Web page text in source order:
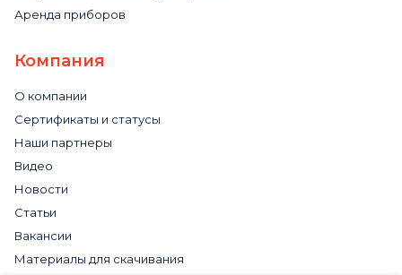
Аренда приборов
Компания
О компании
Сертификаты и статусы
Наши партнеры
Видео
Новости
Статьи
Вакансии
Материалы для скачивания